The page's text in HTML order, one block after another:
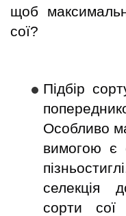
щоб
сої?
Підбір
Особливо
вимогою є
селекція
сорти сої